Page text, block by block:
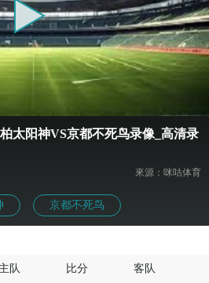
太阳神VS京都不死鸟录像_高清录
來源：咪咕体育
京都不死鸟
主队 比分 客队